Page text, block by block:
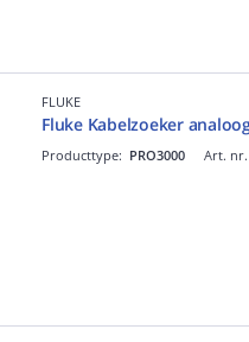
FLUKE
Fluke Kabelzoeker
Art. nr.
Producttype: PRO3000